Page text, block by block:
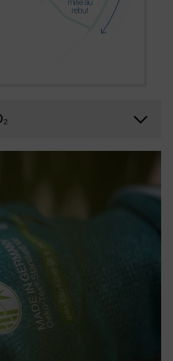
à calculer l'empreinte
en ce qui concerne les
serre de nos produits
et
de nos clients
globale de
entreprise. Ce
générales sur la
comparabilité et